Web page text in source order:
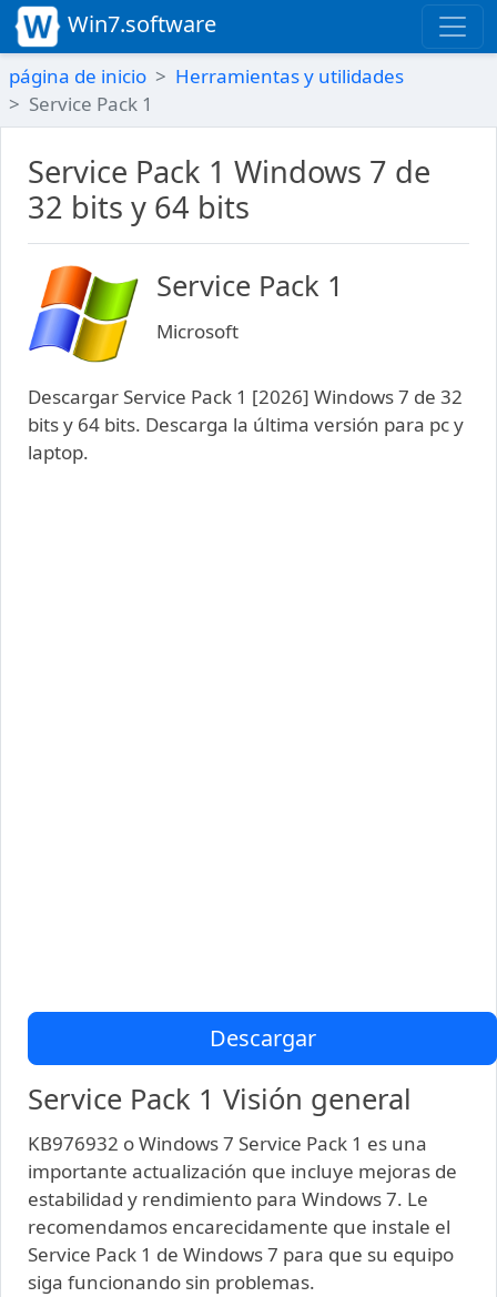
Win7.software
página de inicio
Herramientas y utilidades
Service Pack 1
Service Pack 1 Windows 7 de
32 bits y 64 bits
Service Pack 1
Microsoft
Descargar Service Pack 1 [2026] Windows 7 de 32
bits y 64 bits. Descarga la última versión para pc y
laptop.
Descargar
Service Pack 1 Visión general
KB976932 o Windows 7 Service Pack 1 es una
importante actualización que incluye mejoras de
estabilidad y rendimiento para Windows 7. Le
recomendamos encarecidamente que instale el
Service Pack 1 de Windows 7 para que su equipo
siga funcionando sin problemas.